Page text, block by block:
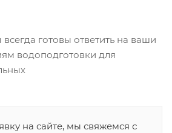
готовы ответить на ваши
водоподготовки для
на сайте, мы свяжемся с